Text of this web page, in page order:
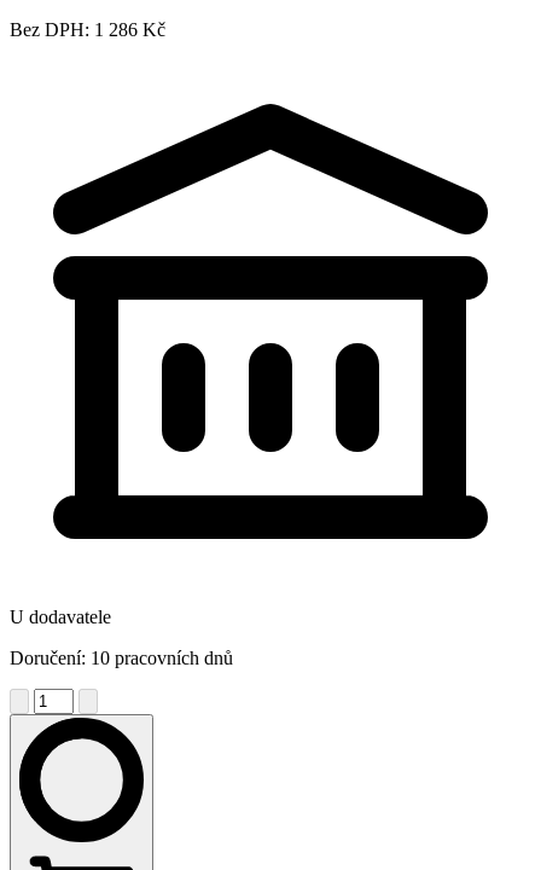
Bez DPH: 1 286 Kč
U dodavatele
Doručení: 10 pracovních dnů